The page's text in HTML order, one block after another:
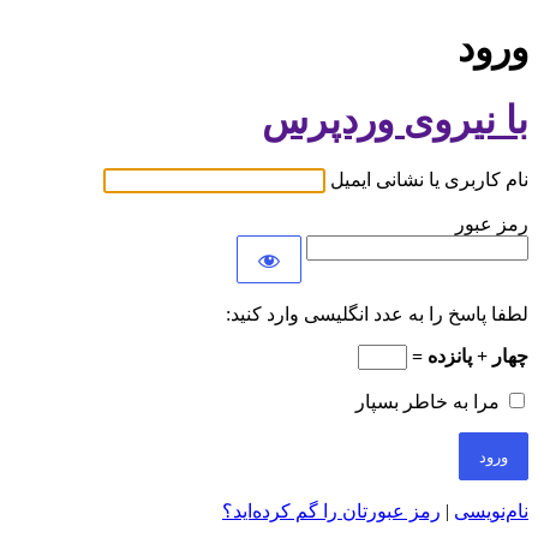
ورود
با نیروی وردپرس
نام کاربری یا نشانی ایمیل
رمز عبور
لطفا پاسخ را به عدد انگلیسی وارد کنید:
چهار + پانزده =
مرا به خاطر بسپار
نام‌نویسی | رمز عبورتان را گم کرده‌اید؟